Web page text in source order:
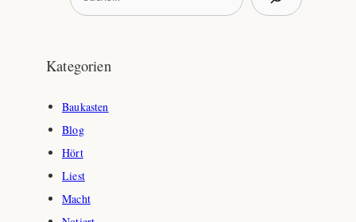
u
e
Kategorien
Baukasten
Blog
Hört
Liest
Macht